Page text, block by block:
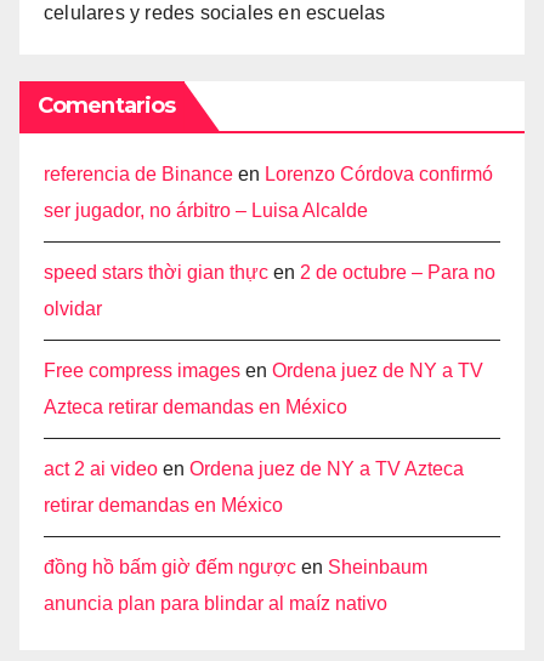
celulares y redes sociales en escuelas
Comentarios
referencia de Binance en Lorenzo Córdova confirmó
ser jugador, no árbitro – Luisa Alcalde
speed stars thời gian thực en 2 de octubre – Para no
olvidar
Free compress images en Ordena juez de NY a TV
Azteca retirar demandas en México
act 2 ai video en Ordena juez de NY a TV Azteca
retirar demandas en México
đồng hồ bấm giờ đếm ngược en Sheinbaum
anuncia plan para blindar al maíz nativo